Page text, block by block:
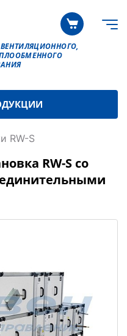
RW-S
RW-S со